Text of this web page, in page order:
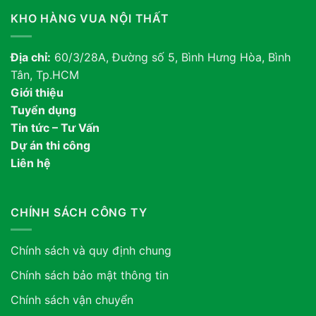
KHO HÀNG VUA NỘI THẤT
Địa chỉ: 60/3/28A, Đường số 5, Bình Hưng Hòa, Bình
Tân, Tp.HCM
Giới thiệu
Tuyển dụng
Tin tức – Tư Vấn
Dự án thi công
Liên hệ
CHÍNH SÁCH CÔNG TY
Chính sách và quy định chung
Chính sách bảo mật thông tin
Chính sách vận chuyển